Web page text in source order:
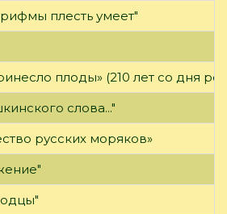
рифмы плесть умеет"
плоды» (210 лет со дня
слова..."
русских моряков»